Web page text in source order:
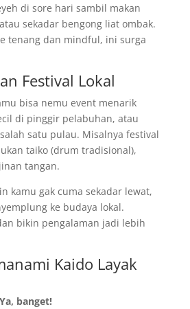
di sore hari sambil makan
sekadar bengong liat ombak.
tenang dan mindful, ini surga
Festival Lokal
bisa nemu event menarik
di pinggir pelabuhan, atau
satu pulau. Misalnya festival
taiko (drum tradisional),
tangan.
kamu gak cuma sekadar lewat,
ke budaya lokal.
bikin pengalaman jadi lebih
Kaido Layak
Ya, banget!